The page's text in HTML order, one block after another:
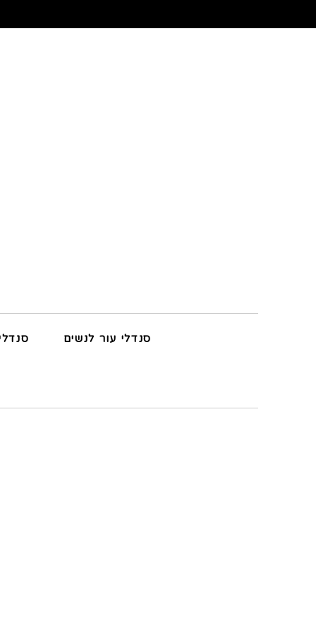
סנדלי עור לנשים